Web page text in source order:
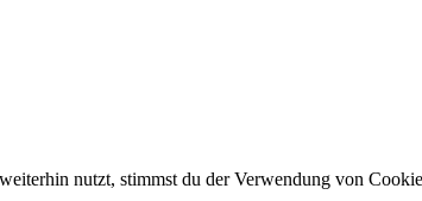
nutzt, stimmst du der Verwendung von